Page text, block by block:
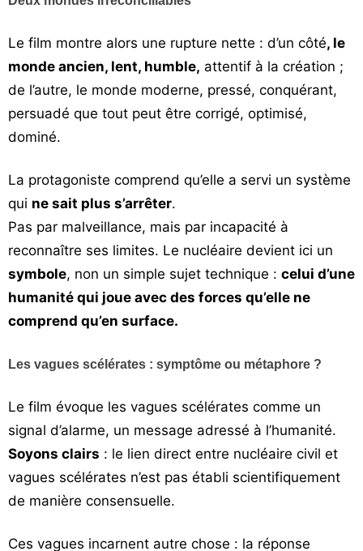
Le film montre alors une rupture nette : d’un côté, le
monde ancien, lent, humble, attentif à la création ;
de l’autre, le monde moderne, pressé, conquérant,
persuadé que tout peut être corrigé, optimisé,
dominé.
La protagoniste comprend qu’elle a servi un système
qui ne sait plus s’arrêter.
Pas par malveillance, mais par incapacité à
reconnaître ses limites. Le nucléaire devient ici un
symbole, non un simple sujet technique : celui d’une
humanité qui joue avec des forces qu’elle ne
comprend qu’en surface.
Les vagues scélérates : symptôme ou métaphore ?
Le film évoque les vagues scélérates comme un
signal d’alarme, un message adressé à l’humanité.
Soyons clairs : le lien direct entre nucléaire civil et
vagues scélérates n’est pas établi scientifiquement
de manière consensuelle.
Ces vagues incarnent autre chose : la réponse